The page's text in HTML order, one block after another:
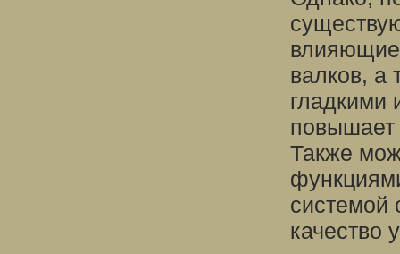
влияющие
валков, а
гладкими
повышает
Также
системой
качество